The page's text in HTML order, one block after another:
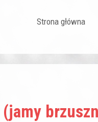
Strona główna
(jamy